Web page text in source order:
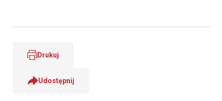
Drukuj
Udostępnij